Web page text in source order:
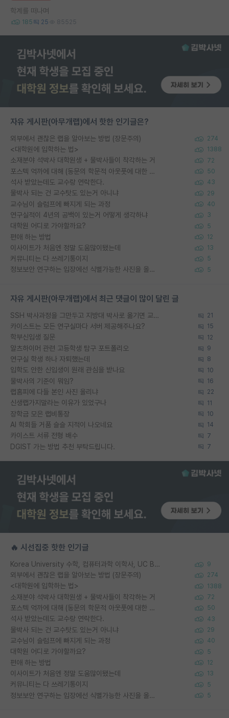
학계를 떠나며
185 25 85525
자유 게시판(아무개랩)에서 핫한 인기글은?
외부에서 괜찮은 랩을 알아보는 방법 (장문주의) 274
<대학원에 입학하는 법> 1388
소재분야 석박사 대학원생 + 물박사들이 착각하는 거 72
포스텍 억까에 대해 (동문의 학문적 아웃풋에 대한 반박) 50
석사 받았는데도 교수랑 연락한다. 43
물박사 되는 건 교수탓도 있는거 아니냐 29
교수님이 슬럼프에 빠지게 되는 과정 40
연구실적이 4년의 공백이 있는거 어떻게 생각하냐 3
대학원 어디로 가야할까요? 5
편애 하는 방법 12
이사이트가 처음엔 정말 도움많이됐는데 13
커뮤니티는 다 쓰레기통이지 5
정보보안 연구하는 입장에선 식별가능한 사진을 올리는건 비추이긴함 5
자유 게시판(아무개랩)에서 최근 댓글이 많이 달린 글
SSH 박사과정을 그만두고 지방대 박사로 옮기면 교수의 꿈은 끝일까요? 21
카이스트는 모든 연구실마다 서버 제공해주나요? 15
학부신입생 질문 12
알츠하이머 관련 고등학생 탐구 포트폴리오 9
연구실 학생 하나 자퇴했는데 8
입학도 안한 신입생이 원래 관심을 받나요 10
물박사의 기준이 뭐임? 16
랩홈피에 다들 본인 사진 올리냐 22
신생랩가지말라는 이유가 있었구나 11
장학금 모은 랩비통장 10
AI 학회들 거품 슬슬 지적이 나오네요 14
카이스트 서류 전형 배수 7
DGIST 가는 방법 추천 부탁드립니다. 7
🔥 시선집중 핫한 인기글
Korea University 수학, 컴퓨터과학 이학사, UC Berkeley 산업공학 대학원 공학박사가 되는 것은 쉽지 않겠죠? 9
외부에서 괜찮은 랩을 알아보는 방법 (장문주의) 274
<대학원에 입학하는 법> 1388
소재분야 석박사 대학원생 + 물박사들이 착각하는 거 72
포스텍 억까에 대해 (동문의 학문적 아웃풋에 대한 반박) 50
석사 받았는데도 교수랑 연락한다. 43
물박사 되는 건 교수탓도 있는거 아니냐 29
교수님이 슬럼프에 빠지게 되는 과정 40
대학원 어디로 가야할까요? 5
편애 하는 방법 12
이사이트가 처음엔 정말 도움많이됐는데 13
커뮤니티는 다 쓰레기통이지 5
정보보안 연구하는 입장에선 식별가능한 사진을 올리는건 비추이긴함 5